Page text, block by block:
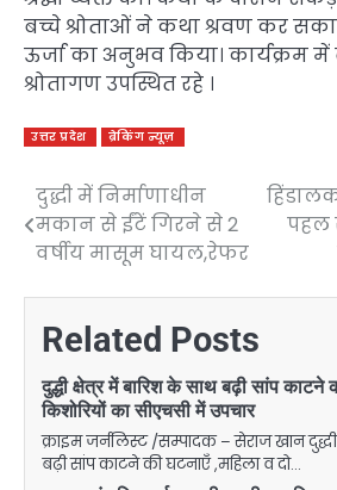
बच्चे श्रोताओं ने कथा श्रवण कर
ऊर्जा का अनुभव किया। कार्यक्रम
श्रोतागण उपस्थित रहे ।
उत्तर प्रदेश ब्रेकिंग न्यूज़
Post
navigation
दुद्धी में निर्माणाधीन
मकान से ईंटें गिरने से 2
वर्षीय मासूम घायल,रेफर
पहल
Related Posts
दुद्धी क्षेत्र में बारिश के साथ बढ़ी सांप काटने
किशोरियों का सीएचसी में उपचार
क्राइम जर्नलिस्ट /सम्पादक – सेराज खान दुद्धी
बढ़ी सांप काटने की घटनाएँ ,महिला व दो…